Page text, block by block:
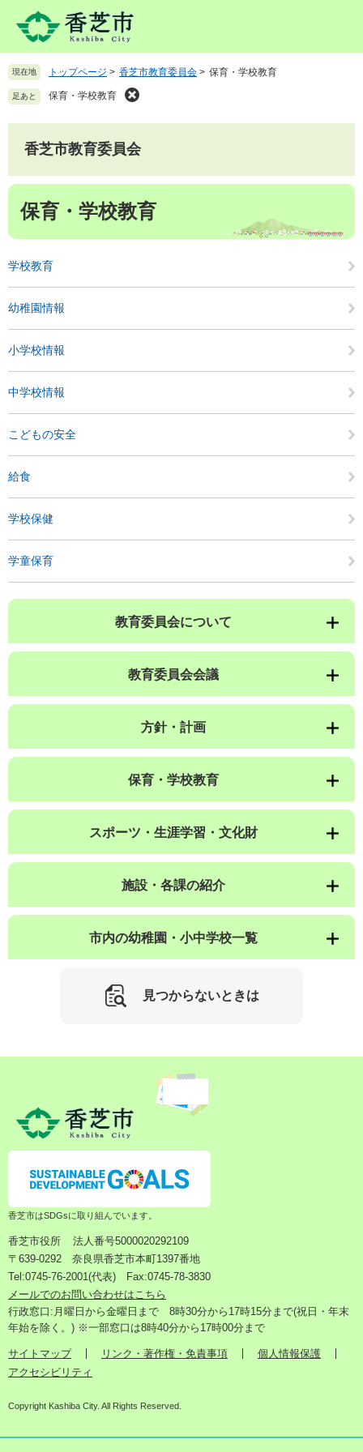
先
頭
す
を
飛
し
文
現在地 トップページ > 香芝市教育委員会 > 保育・学校教育
足あと 保育・学校教育
香芝市教育委員会
本
保育・学校教育
学校教育
幼稚園情報
小学校情報
中学校情報
こどもの安全
給食
学校保健
学童保育
教育委員会について
教育委員会会議
方針・計画
保育・学校教育
スポーツ・生涯学習・文化財
施設・各課の紹介
市内の幼稚園・小中学校一覧
見つからないときは
香芝市はSDGsに取り組んでいます。
香芝市役所
法人番号5000020292109
〒639-0292 奈良県香芝市本町1397番地
Tel:0745-76-2001(代表) Fax:0745-78-3830
メールでのお問い合わせはこちら
行政窓口:月曜日から金曜日まで 8時30分から17時15分まで(祝日・年末
年始を除く。) ※一部窓口は8時40分から17時00分まで
サイトマップ リンク・著作権・免責事項
個人情報保護
アクセシビリティ
Copyright Kashiba City. All Rights Reserved.